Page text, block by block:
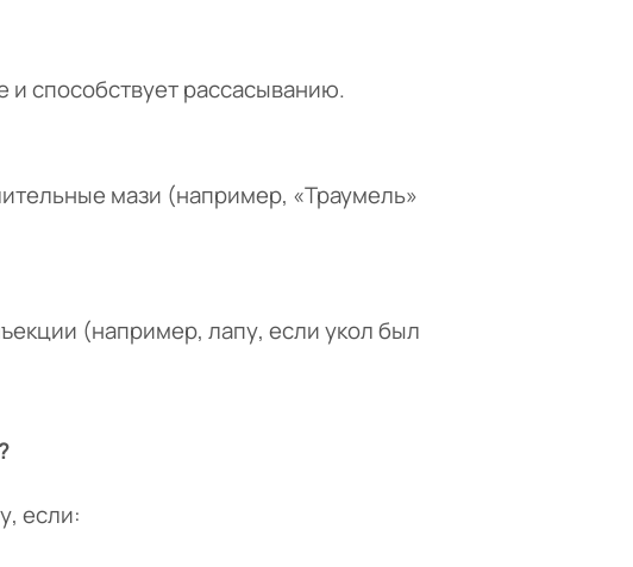
способствует рассасыванию.
мази (например, «Траумель»
(например, лапу, если укол был
если: